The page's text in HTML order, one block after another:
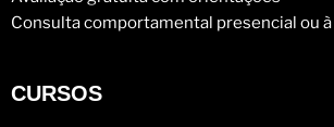
Consulta comportamental presencial ou
CURSOS